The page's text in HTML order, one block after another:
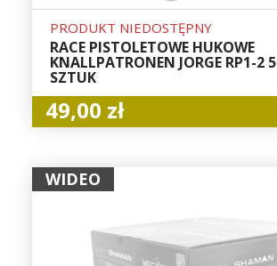
PRODUKT NIEDOSTĘPNY
RACE PISTOLETOWE HUKOWE
KNALLPATRONEN JORGE RP1-2
SZTUK
49,00 zł
WIDEO